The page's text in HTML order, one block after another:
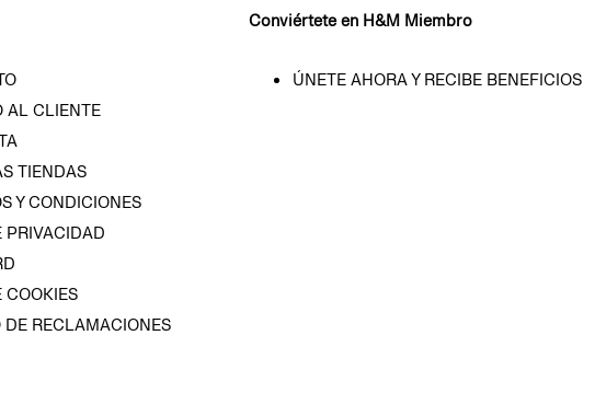
AL CLIENTE
TIENDAS
Y CONDICIONES
PRIVACIDAD
COOKIES
DE RECLAMACIONES
Conviértete en H&M Miembro
ÚNETE AHORA Y RECIBE BENEFICIOS